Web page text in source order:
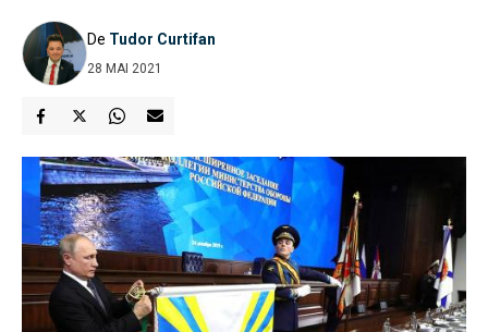
De Tudor Curtifan
28 MAI 2021